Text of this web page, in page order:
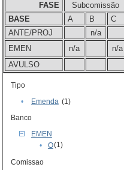
FASE
Subcomissão
BASE
A B C
ANTE/PROJ
n/a
EMEN
n/a n/a
AVULSO
Tipo
•
Emenda (1)
Banco
EMEN
•
O(1)
Comissao